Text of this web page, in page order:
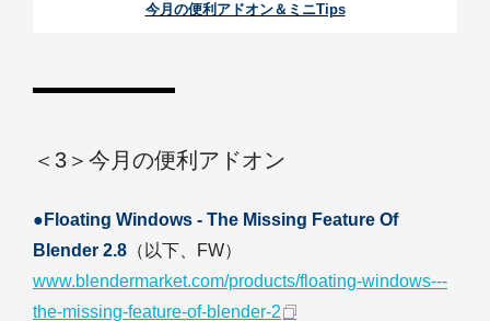
今月の便利アドオン＆ミニTips
＜3＞今月の便利アドオン
●Floating Windows - The Missing Feature Of
Blender 2.8 （以下、FW）
www.blendermarket.com/products/floating-windows---
the-missing-feature-of-blender-2